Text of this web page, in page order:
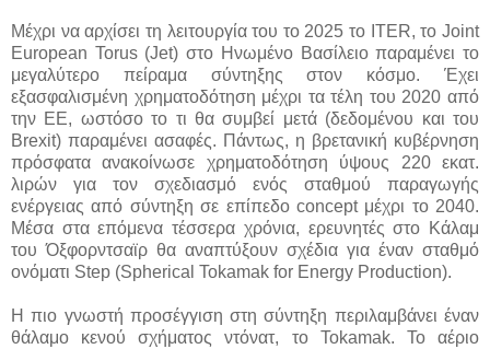
Μέχρι να αρχίσει τη λειτουργία του το 2025 το ITER, το Joint
European Torus (Jet) στο Ηνωμένο Βασίλειο παραμένει το
μεγαλύτερο πείραμα σύντηξης στον κόσμο. Έχει
εξασφαλισμένη χρηματοδότηση μέχρι τα τέλη του 2020 από
την ΕΕ, ωστόσο το τι θα συμβεί μετά (δεδομένου και του
Brexit) παραμένει ασαφές. Πάντως, η βρετανική κυβέρνηση
πρόσφατα ανακοίνωσε χρηματοδότηση ύψους 220 εκατ.
λιρών για τον σχεδιασμό ενός σταθμού παραγωγής
ενέργειας από σύντηξη σε επίπεδο concept μέχρι το 2040.
Μέσα στα επόμενα τέσσερα χρόνια, ερευνητές στο Κάλαμ
του Όξφορντσαϊρ θα αναπτύξουν σχέδια για έναν σταθμό
ονόματι Step (Spherical Tokamak for Energy Production).
Η πιο γνωστή προσέγγιση στη σύντηξη περιλαμβάνει έναν
θάλαμο κενού σχήματος ντόνατ, το Tokamak. Το αέριο